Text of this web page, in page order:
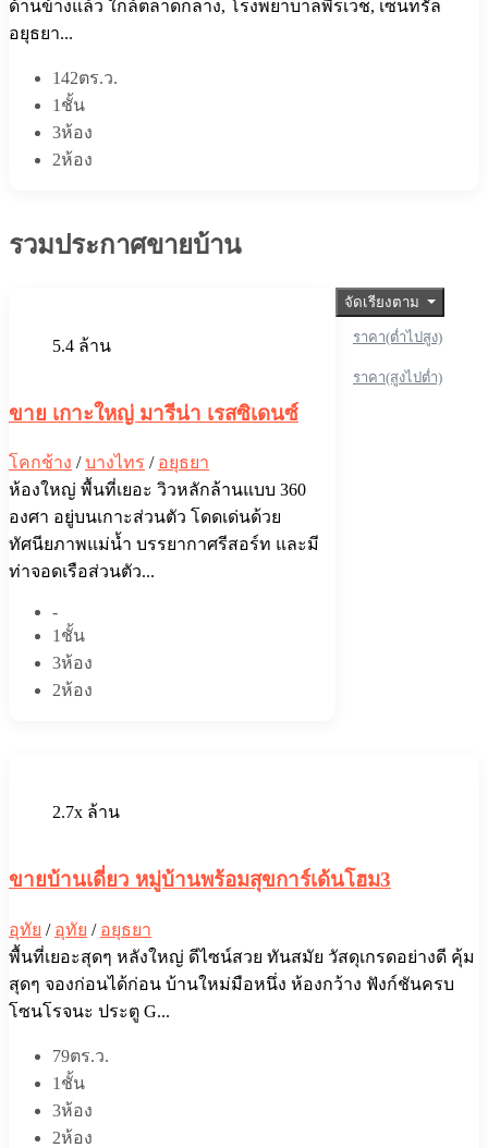
ด้านข้างแล้ว ใกล้ตลาดกลาง, โรงพยาบาลพีรเวช, เซ็นทรัล
อยุธยา...
142ตร.ว.
1ชั้น
3ห้อง
2ห้อง
รวมประกาศขายบ้าน
จัดเรียงตาม
ราคา(ต่ำไปสูง)
ราคา(สูงไปต่ำ)
5.4 ล้าน
ขาย เกาะใหญ่ มารีน่า เรสซิเดนซ์
โคกช้าง /บางไทร / อยุธยา
ห้องใหญ่ พื้นที่เยอะ วิวหลักล้านแบบ 360
องศา อยู่บนเกาะส่วนตัว โดดเด่นด้วย
ทัศนียภาพแม่น้ำ บรรยากาศรีสอร์ท และมี
ท่าจอดเรือส่วนตัว...
-
1ชั้น
3ห้อง
2ห้อง
2.7x ล้าน
ขายบ้านเดี่ยว หมู่บ้านพร้อมสุขการ์เด้นโฮม3
อุทัย / อุทัย / อยุธยา
พื้นที่เยอะสุดๆ หลังใหญ่ ดีไซน์สวย ทันสมัย วัสดุเกรดอย่างดี คุ้ม
สุดๆ จองก่อนได้ก่อน บ้านใหม่มือหนึ่ง ห้องกว้าง ฟังก์ชันครบ
โซนโรจนะ ประตู G...
79ตร.ว.
1ชั้น
3ห้อง
2ห้อง